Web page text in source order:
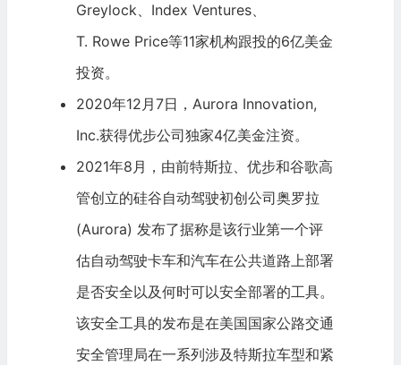
Greylock、Index Ventures、
T. Rowe Price等11家机构跟投的6亿美金
投资。
2020年12月7日，Aurora Innovation,
Inc.获得优步公司独家4亿美金注资。
2021年8月，由前特斯拉、 优步和谷歌高
管创立的硅谷自动驾驶初创公司奥罗拉
(Aurora) 发布了据称是该行业第一个评
估自动驾驶卡车和汽车在公共道路上部署
是否安全以及何时可以安全部署的工具。
该安全工具的发布是在美国国家公路交通
安全管理局在一系列涉及特斯拉车型和紧